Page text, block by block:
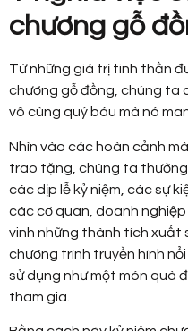
chương gỗ
Từ những giá trị tinh thần
chương gỗ đồng, chúng ta
vô cùng quý báu mà nó
Nhìn vào các hoàn cảnh
trao tặng, chúng ta
các dịp lễ kỷ niệm, các sự
các cơ quan, doanh
vinh những thành tích xuất
chương trình truyền hình
sử dụng như một món quà
tham gia.